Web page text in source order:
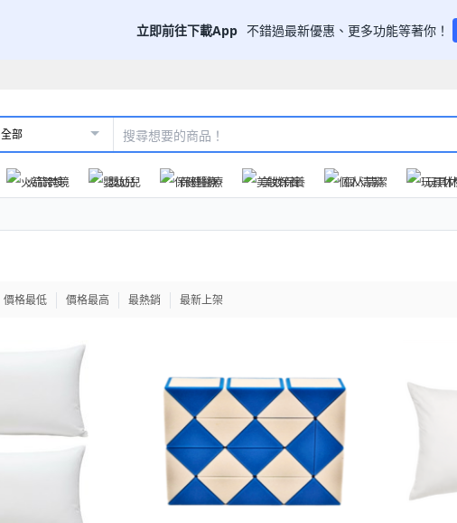
立即前往下載App 不錯過最新優惠、更多功能等著你！
全部
火箭跨境 嬰幼兒 保健醫療 美妝保養 個人清潔 玩具
價格最低 價格最高 最熱銷 最新上架